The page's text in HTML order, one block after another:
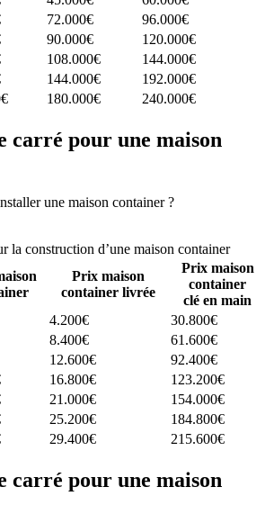
72.000€
96.000€
90.000€
120.000€
108.000€
144.000€
144.000€
192.000€
180.000€ 240.000€
carré pour une maison
une maison container ?
la construction d’une maison container
Prix maison
container livrée
Prix maison
container
clé en main
4.200€
30.800€
8.400€
61.600€
12.600€
92.400€
16.800€
123.200€
21.000€
154.000€
25.200€
184.800€
29.400€ 215.600€
carré pour une maison